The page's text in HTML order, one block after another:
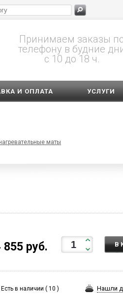
Принимаем заказы
телефону в будние
с 10 до 18 ч.
И ОПЛАТА УСЛУГИ
маты
855 руб. В
Есть в наличии ( 10 ) Нашли